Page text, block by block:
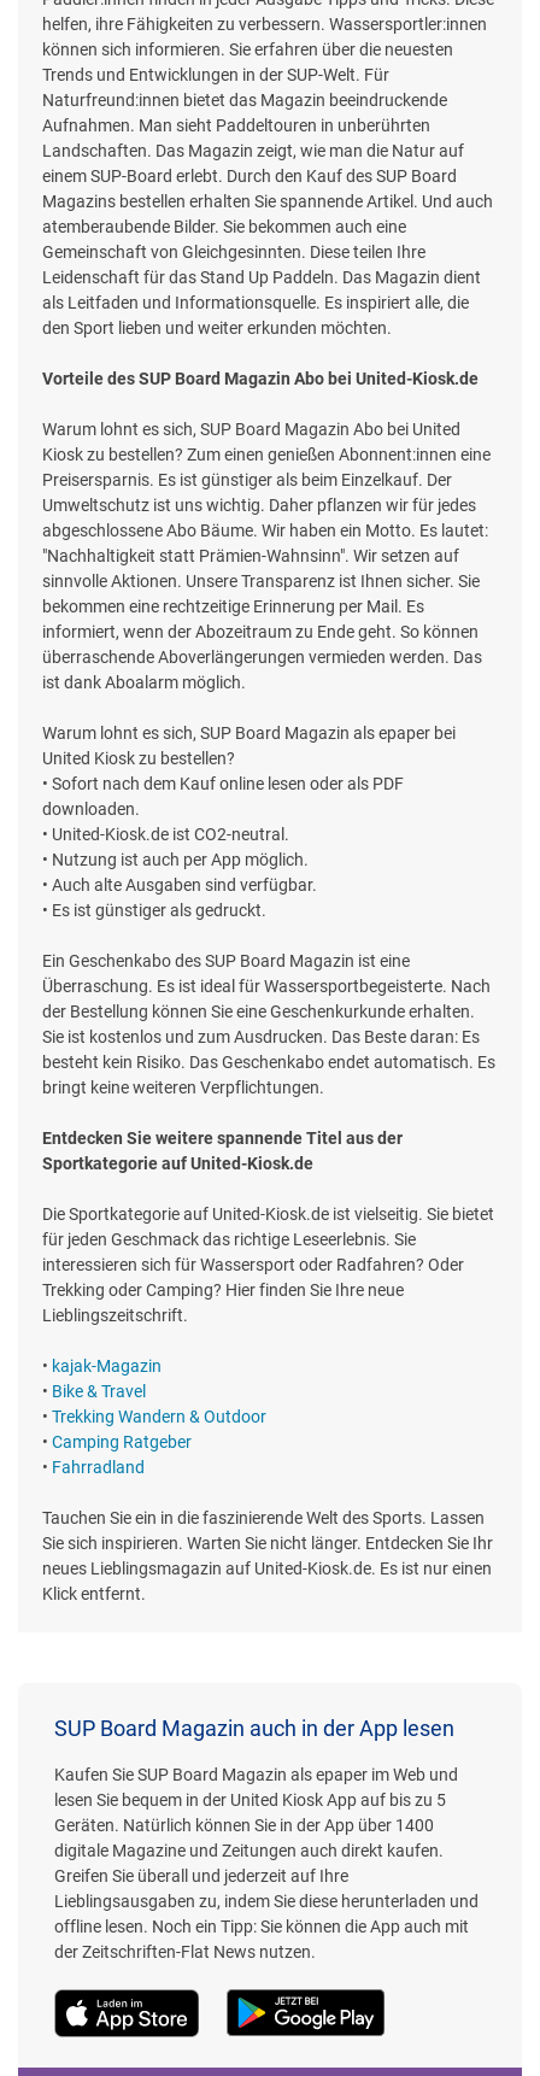
helfen, ihre Fähigkeiten zu verbessern. Wassersportler:innen
können sich informieren. Sie erfahren über die neuesten
Trends und Entwicklungen in der SUP-Welt. Für
Naturfreund:innen bietet das Magazin beeindruckende
Aufnahmen. Man sieht Paddeltouren in unberührten
Landschaften. Das Magazin zeigt, wie man die Natur auf
einem SUP-Board erlebt. Durch den Kauf des SUP Board
Magazins bestellen erhalten Sie spannende Artikel. Und auch
atemberaubende Bilder. Sie bekommen auch eine
Gemeinschaft von Gleichgesinnten. Diese teilen Ihre
Leidenschaft für das Stand Up Paddeln. Das Magazin dient
als Leitfaden und Informationsquelle. Es inspiriert alle, die
den Sport lieben und weiter erkunden möchten.
Vorteile des SUP Board Magazin Abo bei United-Kiosk.de
Warum lohnt es sich, SUP Board Magazin Abo bei United
Kiosk zu bestellen? Zum einen genießen Abonnent:innen eine
Preisersparnis. Es ist günstiger als beim Einzelkauf. Der
Umweltschutz ist uns wichtig. Daher pflanzen wir für jedes
abgeschlossene Abo Bäume. Wir haben ein Motto. Es lautet:
"Nachhaltigkeit statt Prämien-Wahnsinn". Wir setzen auf
sinnvolle Aktionen. Unsere Transparenz ist Ihnen sicher. Sie
bekommen eine rechtzeitige Erinnerung per Mail. Es
informiert, wenn der Abozeitraum zu Ende geht. So können
überraschende Aboverlängerungen vermieden werden. Das
ist dank Aboalarm möglich.
Warum lohnt es sich, SUP Board Magazin als epaper bei
United Kiosk zu bestellen?
• Sofort nach dem Kauf online lesen oder als PDF
downloaden.
• United-Kiosk.de ist CO2-neutral.
• Nutzung ist auch per App möglich.
• Auch alte Ausgaben sind verfügbar.
• Es ist günstiger als gedruckt.
Ein Geschenkabo des SUP Board Magazin ist eine
Überraschung. Es ist ideal für Wassersportbegeisterte. Nach
der Bestellung können Sie eine Geschenkurkunde erhalten.
Sie ist kostenlos und zum Ausdrucken. Das Beste daran: Es
besteht kein Risiko. Das Geschenkabo endet automatisch. Es
bringt keine weiteren Verpflichtungen.
Entdecken Sie weitere spannende Titel aus der
Sportkategorie auf United-Kiosk.de
Die Sportkategorie auf United-Kiosk.de ist vielseitig. Sie bietet
für jeden Geschmack das richtige Leseerlebnis. Sie
interessieren sich für Wassersport oder Radfahren? Oder
Trekking oder Camping? Hier finden Sie Ihre neue
Lieblingszeitschrift.
• kajak-Magazin
• Bike & Travel
• Trekking Wandern & Outdoor
• Camping Ratgeber
• Fahrradland
Tauchen Sie ein in die faszinierende Welt des Sports. Lassen
Sie sich inspirieren. Warten Sie nicht länger. Entdecken Sie Ihr
neues Lieblingsmagazin auf United-Kiosk.de. Es ist nur einen
Klick entfernt.
SUP Board Magazin auch in der App lesen
Kaufen Sie SUP Board Magazin als epaper im Web und
lesen Sie bequem in der United Kiosk App auf bis zu 5
Geräten. Natürlich können Sie in der App über 1400
digitale Magazine und Zeitungen auch direkt kaufen.
Greifen Sie überall und jederzeit auf Ihre
Lieblingsausgaben zu, indem Sie diese herunterladen und
offline lesen. Noch ein Tipp: Sie können die App auch mit
der Zeitschriften-Flat News nutzen.